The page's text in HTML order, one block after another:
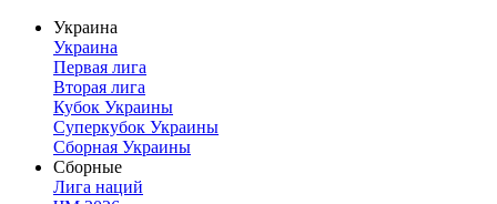
Украина
Украина
Первая лига
Вторая лига
Кубок Украины
Суперкубок Украины
Сборная Украины
Сборные
Лига наций